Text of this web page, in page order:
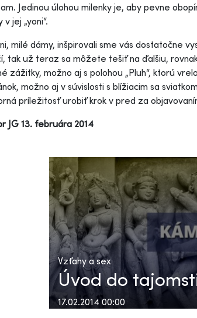
Jedinou úlohou milenky je, aby pevne
jej „yoni“.
milé dámy, inšpirovali sme vás dostatočne
tak už teraz sa môžete tešiť na ďalšiu,
zážitky, možno aj s polohou „Pluh“, ktorú
možno aj v súvislosti s blížiacim sa
príležitosť urobiť krok v pred za
JG 13. februára 2014
Vzťahy a sex
Úvod do
17.02.2014 00:00